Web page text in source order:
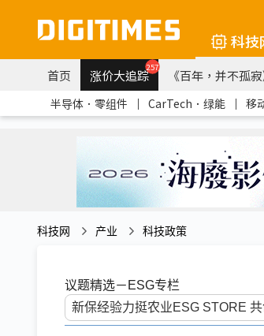
科技
首页 涨价大追踪257 《百年，并不孤
半导体．零组件 ｜ CarTech．绿能 ｜ 移
科技网 产业 科技政策
议题精选－ESG专栏